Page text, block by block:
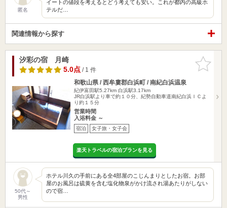
匿名
イートの値段を考えるとどう考えても安い。これが都内の高級ホ
テルだ…
関連情報から探す
お気に入
りに追加
汐彩の宿 月崎
5.0点/ 1 件
和歌山県 / 西牟婁郡白浜町 / 南紀白浜温泉
紀伊富田駅5.27km 白浜駅3.17km
JR白浜駅より車で約１０分、紀勢自動車道南紀白浜ＩＣよ
り約１５分
営業時間
入浴料金 ～
宿泊 女子旅・女子会
楽天トラベルの宿泊プランを見る
50代～
男性
ホテル川久の手前にある全4部屋のこじんまりとしたお宿。お部
屋のお風呂は硫黄を含む塩化物泉がかけ流され湯あたりがしない
ので宿…